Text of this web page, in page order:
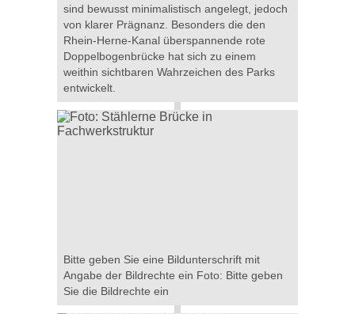
sind bewusst minimalistisch angelegt, jedoch
von klarer Prägnanz. Besonders die den
Rhein-Herne-Kanal überspannende rote
Doppelbogenbrücke hat sich zu einem
weithin sichtbaren Wahrzeichen des Parks
entwickelt.
Bitte geben Sie eine Bildunterschrift mit
Angabe der Bildrechte ein Foto: Bitte geben
Sie die Bildrechte ein